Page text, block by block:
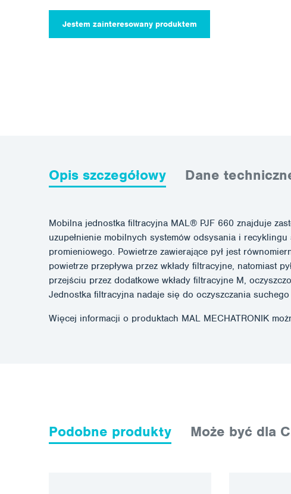
Jestem zainteresowany produktem
Opis szczegółowy Dane
Mobilna jednostka filtracyjna MAL® PJF 660 znajduje
uzupełnienie mobilnych systemów odsysania i
promieniowego. Powietrze zawierające pył jest
powietrze przepływa przez wkłady filtracyjne, natomiast
przejściu przez dodatkowe wkłady filtracyjne M,
Jednostka filtracyjna nadaje się do oczyszczania suchego
Więcej informacji o produktach MAL MECHATRONIK
Podobne produkty Może być dla